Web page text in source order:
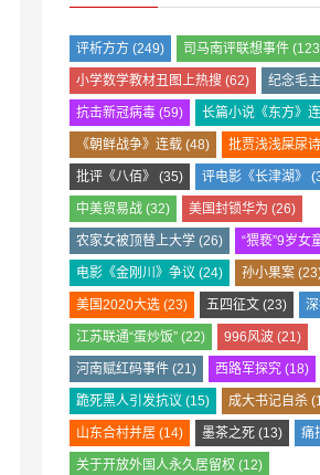
评析方方 (249) 司马南评联想事件
小学数学教材丑图上热搜 (62) 纪念毛
抗击新冠病毒 (59) 长篇小说《东方》
《朝鲜战争》连载 (48) 批贾浅浅屎尿诗
批评《八佰》 (35) 评电影《长津湖》
中美贸易战 (32) 美国封锁华为 (26)
农家女被顶替上大学 (26) “猥亵”9岁女
电影《金刚川》争议 (24) 孙小果案
美国2020大选 (23) 五四征文 (23)
江苏联通“蛋炒饭” (22) 996风波 (21)
河南赋红码事件 (21) 西路军探究 (18)
跪死黑人引发抗议 (15) 成大书记自杀
山东合村并居 (14) 墨茶之死 (13) 痛
关于开放外国人永久居留权 (12)